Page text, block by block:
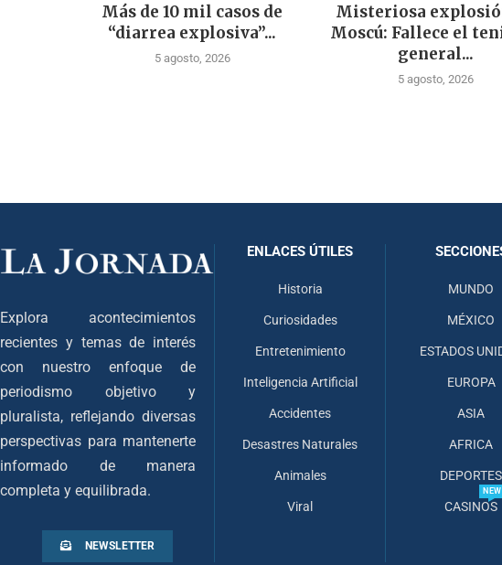
Más de 10 mil casos de
“diarrea explosiva”...
5 agosto, 2026
Misteriosa
Moscú: Fallece el
general...
5 agosto, 2026
Explora acontecimientos
recientes y temas de interés
con nuestro enfoque de
periodismo objetivo y
pluralista, reflejando diversas
perspectivas para mantenerte
informado de manera
completa y equilibrada.
NEWSLETTER
ENLACES ÚTILES
Historia
Curiosidades
Entretenimiento
Inteligencia Artificial
Accidentes
Desastres Naturales
Animales
Viral
MUNDO
MÉXICO
ESTADOS
EUROPA
ASIA
AFRICA
DEPORTES
CASINOS
NEW